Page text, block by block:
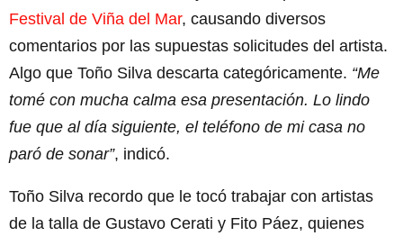
Festival de Viña del Mar, causando diversos
comentarios por las supuestas solicitudes del artista.
Algo que Toño Silva descarta categóricamente. “Me
tomé con mucha calma esa presentación. Lo lindo
fue que al día siguiente, el teléfono de mi casa no
paró de sonar”, indicó.
Toño Silva recordo que le tocó trabajar con artistas
de la talla de Gustavo Cerati y Fito Páez, quienes